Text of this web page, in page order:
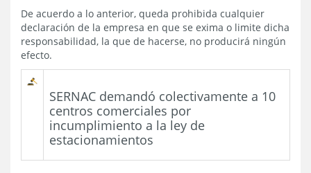
De acuerdo a lo anterior, queda prohibida cualquier
declaración de la empresa en que se exima o limite dicha
responsabilidad, la que de hacerse, no producirá ningún
efecto.
SERNAC demandó colectivamente a 10
centros comerciales por
incumplimiento a la ley de
estacionamientos